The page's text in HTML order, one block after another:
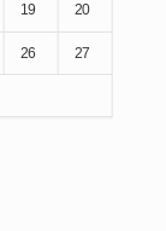
19 20
26 27